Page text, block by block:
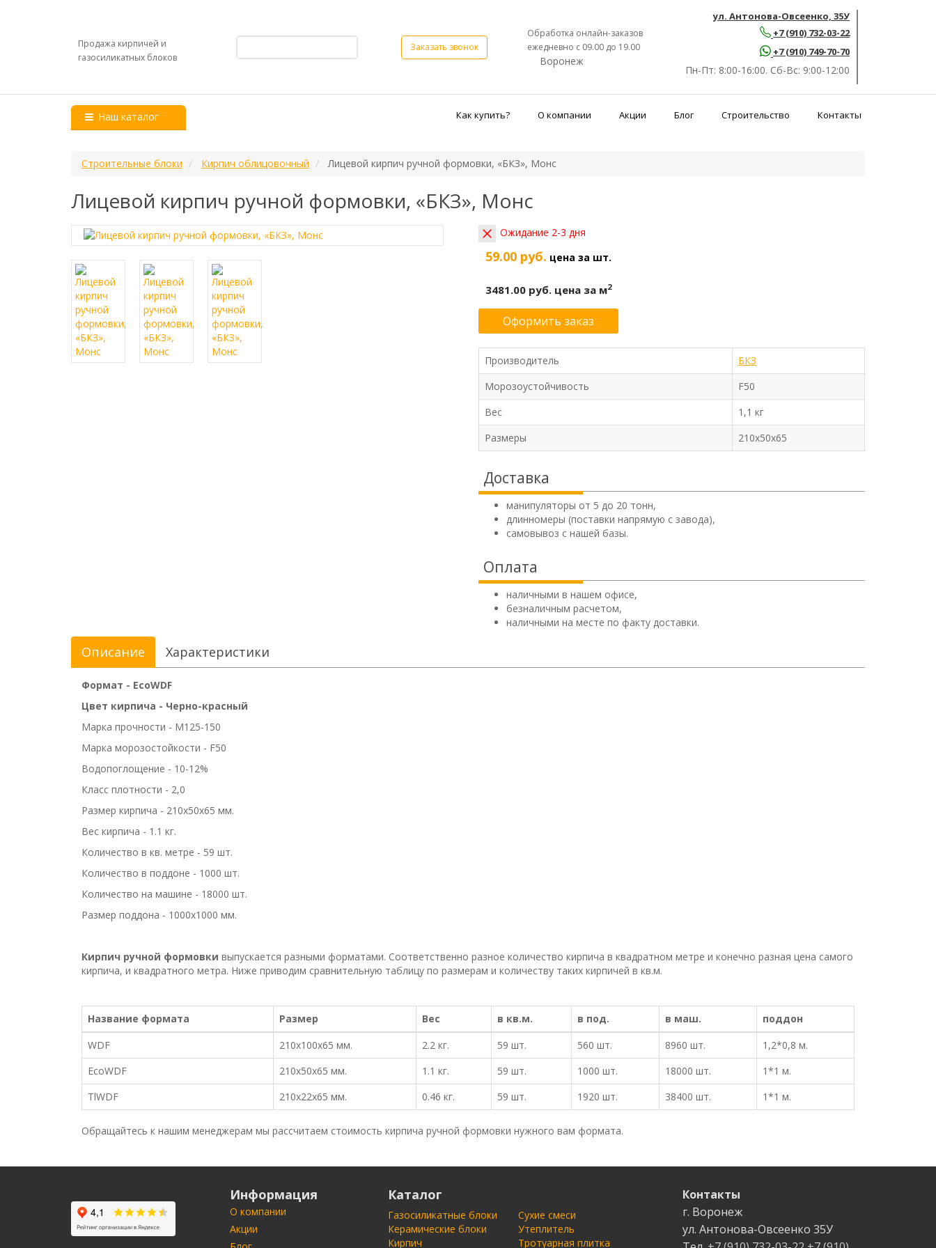
Продажа кирпичей и
газосиликатных блоков
Заказать звонок
Обработка онлайн-заказов
ежедневно с 09.00 до 19.00
Воронеж
ул. Антонова-Овсеенко, 35У
+7 (910) 732-03-22
+7 (910) 749-70-70
Пн-Пт: 8:00-16:00. Сб-Вс: 9:00-12:00
Наш каталог Как купить? О компании Акции Блог Строительство Контакты
Строительные блоки Кирпич облицовочный Лицевой кирпич ручной формовки, «БКЗ», Монс
Лицевой кирпич ручной формовки, «БКЗ», Монс
Ожидание 2-3 дня
59.00 руб. цена за шт.
3481.00 руб. цена за м2
Оформить заказ
Производитель
БКЗ
Морозоустойчивость
F50
Вес
1,1 кг
Размеры
210x50x65
Доставка
манипуляторы от 5 до 20 тонн,
длинномеры (поставки напрямую с завода),
самовывоз с нашей базы.
Оплата
наличными в нашем офисе,
безналичным расчетом,
наличными на месте по факту доставки.
Описание Характеристики
Формат - EcoWDF
Цвет кирпича - Черно-красный
Марка прочности - M125-150
Марка морозостойкости - F50
Водопоглощение - 10-12%
Класс плотности - 2,0
Размер кирпича - 210x50x65 мм.
Вес кирпича - 1.1 кг.
Количество в кв. метре - 59 шт.
Количество в поддоне - 1000 шт.
Количество на машине - 18000 шт.
Размер поддона - 1000x1000 мм.
Кирпич ручной формовки выпускается разными форматами. Соответственно разное количество кирпича в квадратном метре и конечно разная цена самого
кирпича, и квадратного метра. Ниже приводим сравнительную таблицу по размерам и количеству таких кирпичей в кв.м.
Название формата Размер Вес в кв.м. в под. в маш.
поддон
WDF
210x100x65 мм. 2.2 кг. 59 шт. 560 шт. 8960 шт.
1,2*0,8 м.
EcoWDF
210x50x65 мм. 1.1 кг. 59 шт. 1000 шт. 18000 шт.
1*1 м.
TlWDF
210x22x65 мм. 0.46 кг. 59 шт. 1920 шт. 38400 шт. 1*1 м.
Обращайтесь к нашим менеджерам мы рассчитаем стоимость кирпича ручной формовки нужного вам формата.
Информация
О компании
Акции
Каталог
Газосиликатные блоки
Керамические блоки
Кирпич
Сухие смеси
Утеплитель
Тротуарная плитка
Контакты
г. Воронеж
ул. Антонова-Овсеенко 35У